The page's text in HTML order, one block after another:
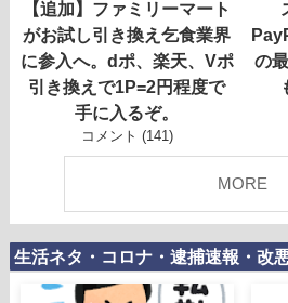
【追加】ファミリーマート
がお試し引き換え乞食業界
に参入へ。dポ、楽天、Vポ
引き換えで1P=2円程度で
手に入るぞ。
コメント (141)
の
MORE
生活ネタ・コロナ・逮捕速報・改